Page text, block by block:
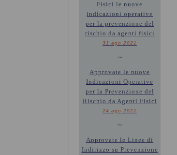
Fisici le nuove
indicazioni operative
per la prevenzione del
rischio da agenti fisici
31 ago 2021
~
Approvate le nuove
Indicazioni Operative
per la Prevenzione del
Rischio da Agenti Fisici
24 ago 2021
~
Approvate le Linee di
Indirizzo su Prevenzione